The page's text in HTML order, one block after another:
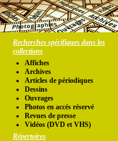
Recherches spécifiques dans les
collections
Affiches
Archives
Articles de périodiques
Dessins
Ouvrages
Photos en accés réservé
Revues de presse
Vidéos (DVD et VHS)
Répertoires